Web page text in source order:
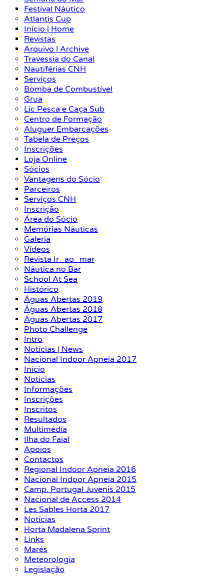
Festival Náutico
Atlantis Cup
Início | Home
Revistas
Arquivo | Archive
Travessia do Canal
Nautiférias CNH
Serviços
Bomba de Combustível
Grua
Lic Pesca e Caça Sub
Centro de Formação
Aluguer Embarcações
Tabela de Preços
Inscrições
Loja Online
Sócios
Vantagens do Sócio
Parceiros
Serviços CNH
Inscrição
Área do Sócio
Memórias Náuticas
Galeria
Vídeos
Revista Ir_ao_mar
Náutica no Bar
School At Sea
Histórico
Águas Abertas 2019
Águas Abertas 2018
Águas Abertas 2017
Photo Challenge
Intro
Notícias | News
Nacional Indoor Apneia 2017
Início
Notícias
Informações
Inscrições
Inscritos
Resultados
Multimédia
Ilha do Faial
Apoios
Contactos
Regional Indoor Apneia 2016
Nacional Indoor Apneia 2015
Camp. Portugal Juvenis 2015
Nacional de Access 2014
Les Sables Horta 2017
Notícias
Horta Madalena Sprint
Links
Marés
Meteorologia
Legislação